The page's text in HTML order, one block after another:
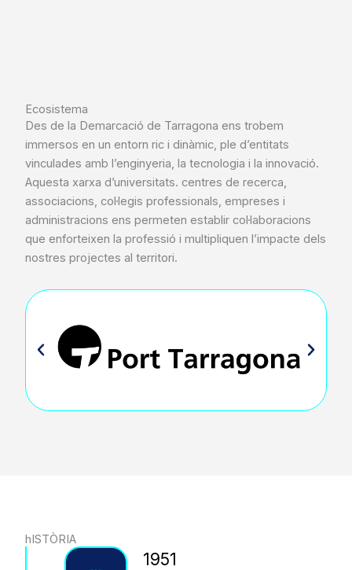
Ecosistema
Des de la Demarcació de Tarragona ens trobem
immersos en un entorn ric i dinàmic, ple d’entitats
vinculades amb l’enginyeria, la tecnologia i la innovació.
Aquesta xarxa d’universitats. centres de recerca,
associacions, col·legis professionals, empreses i
administracions ens permeten establir col·laboracions
que enforteixen la professió i multipliquen l’impacte dels
nostres projectes al territori.
hISTÒRIA
1951